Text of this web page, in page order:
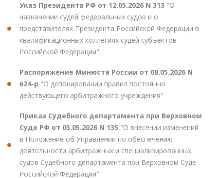
Указ Президента РФ от 12.05.2026 N 313 "О
назначении судей федеральных судов и о
представителях Президента Российской Федерации в
квалификационных коллегиях судей субъектов
Российской Федерации"
Распоряжение Минюста России от 08.05.2026 N
624-р "О депонировании правил постоянно
действующего арбитражного учреждения"
Приказ Судебного департамента при Верховном
Суде РФ от 05.05.2026 N 135 "О внесении изменений
в Положение об Управлении по обеспечению
деятельности арбитражных и специализированных
судов Судебного департамента при Верховном Суде
Российской Федерации"